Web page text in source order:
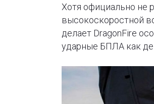
Хотя официально не
высокоскоростной
делает DragonFire
ударные БПЛА как